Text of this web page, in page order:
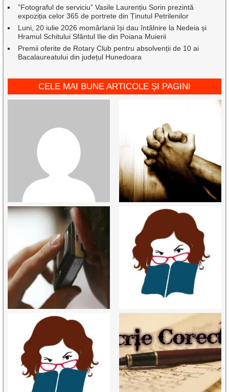
”Fotograful de serviciu” Vasile Laurențiu Sorin prezintă
expoziția celor 365 de portrete din Ținutul Petrilenilor
Luni, 20 iulie 2026 momârlanii își dau întâlnire la Nedeia și
Hramul Schitului Sfântul Ilie din Poiana Muierii
Premii oferite de Rotary Club pentru absolvenții de 10 ai
Bacalaureatului din județul Hunedoara
CELE MAI BUNE ARTICOLE ȘI PAGINI